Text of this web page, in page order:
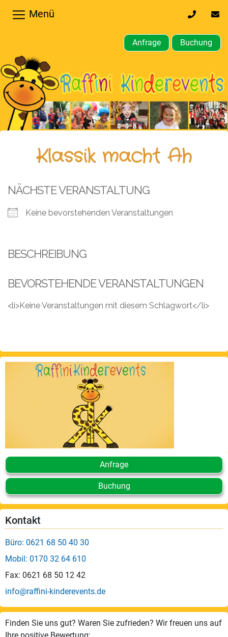
Home
Hochzeiten,
Privatfeier
Firmenfeier
Feste
Weitere
Über
Fotos,
Events
Referenzen
0170
64
610
Menü
Anfrage Buchung
Klassik macht Ah
NÄCHSTE VERANSTALTUNG
Keine bevorstehenden Veranstaltungen
BESCHREIBUNG
BEVORSTEHENDE VERANSTALTUNGEN
<li>Keine Veranstaltungen mit diesem Schlagwort</li>
Anfrage
Buchung
Kontakt
Büro: 0621 68 50 40 30
Mobil: 0170 32 64 610
Fax: 0621 68 50 12 42
info@raffini-kinderevents.de
Finden Sie uns gut? Waren Sie zufrieden? Wir freuen uns auf